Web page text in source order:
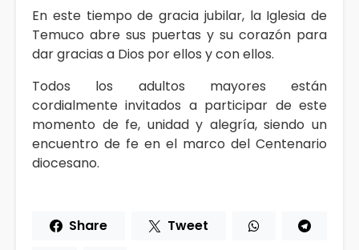
En este tiempo de gracia jubilar, la Iglesia de
Temuco abre sus puertas y su corazón para
dar gracias a Dios por ellos y con ellos.
Todos los adultos mayores están
cordialmente invitados a participar de este
momento de fe, unidad y alegría, siendo un
encuentro de fe en el marco del Centenario
diocesano.
Share Tweet